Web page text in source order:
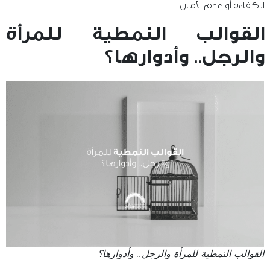
الكفاءة أو عدم الأمان
القوالب النمطية للمرأة
والرجل.. وأدوارها؟
القوالب النمطية للمرأة والرجل.. وأدوارها؟